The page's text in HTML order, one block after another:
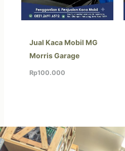
Jual Kaca Mobil MG
Morris Garage
Rp100.000